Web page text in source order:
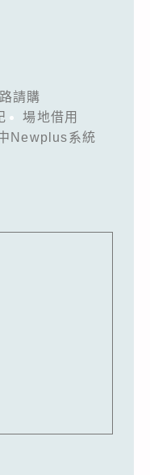
請購
場地借用
Newplus系統